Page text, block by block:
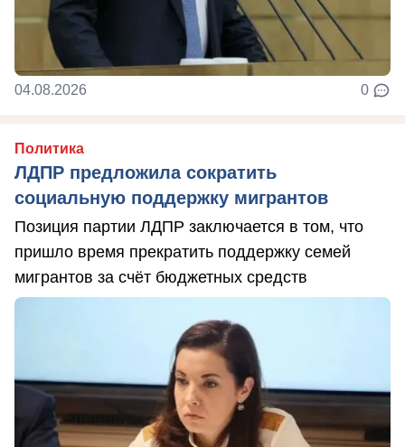
04.08.2026 0
Политика
ЛДПР предложила сократить
социальную поддержку мигрантов
Позиция партии ЛДПР заключается в том, что
пришло время прекратить поддержку семей
мигрантов за счёт бюджетных средств